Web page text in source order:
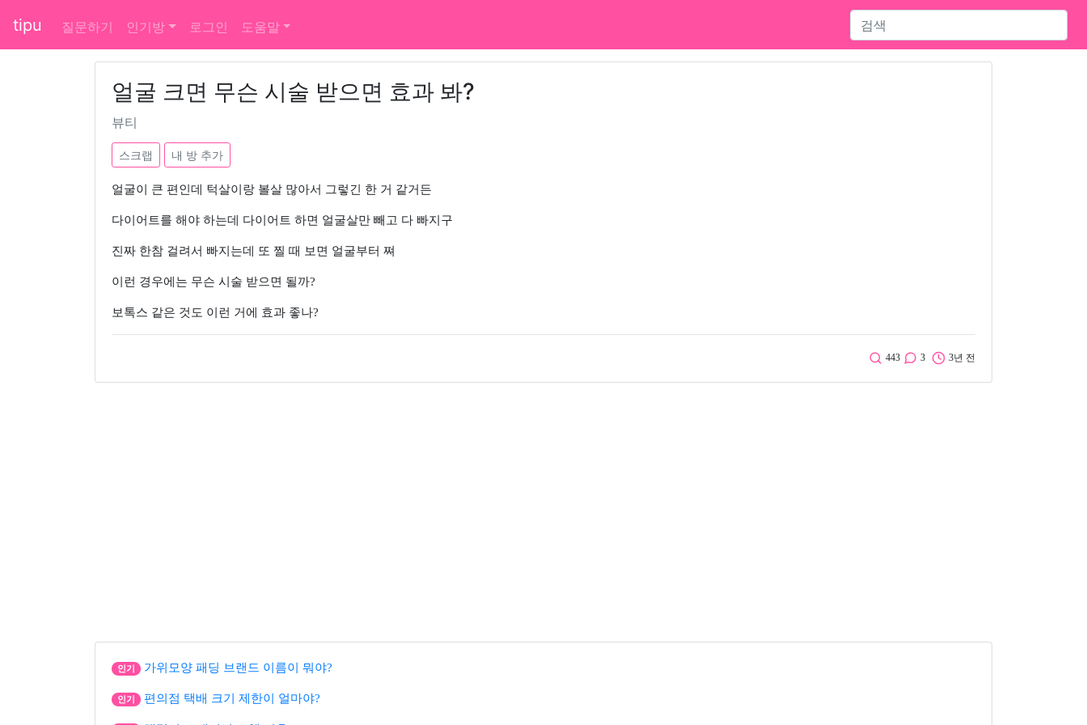
tipu 질문하기 인기방 로그인 도움말
얼굴 크면 무슨 시술 받으면 효과 봐?
뷰티
스크랩 내 방 추가
얼굴이 큰 편인데 턱살이랑 볼살 많아서 그렇긴 한 거 같거든
다이어트를 해야 하는데 다이어트 하면 얼굴살만 빼고 다 빠지구
진짜 한참 걸려서 빠지는데 또 찔 때 보면 얼굴부터 쪄
이런 경우에는 무슨 시술 받으면 될까?
보톡스 같은 것도 이런 거에 효과 좋나?
443 3 3년 전
인기 가위모양 패딩 브랜드 이름이 뭐야?
인기 편의점 택배 크기 제한이 얼마야?